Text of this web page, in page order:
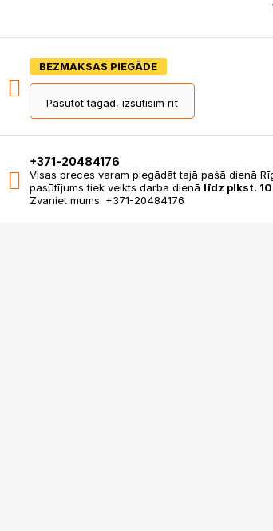
BEZMAKSAS PIEGĀDE
Pasūtot tagad, izsūtīsim rīt
+371-20484176
Visas preces varam piegādāt tajā pašā dienā
pasūtījums tiek veikts darba dienā līdz plkst.
Zvaniet mums: +371-20484176